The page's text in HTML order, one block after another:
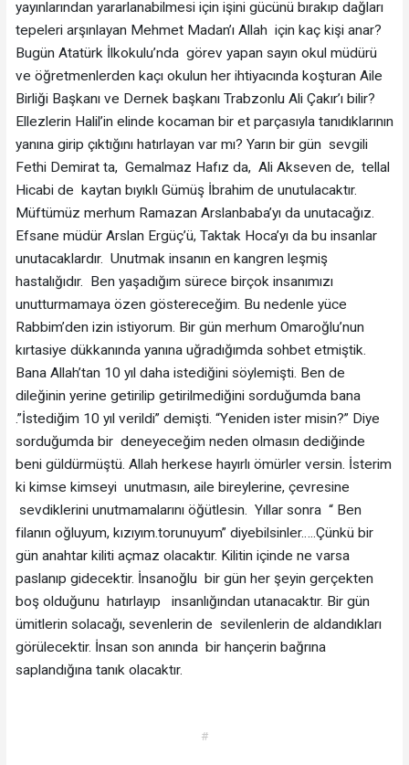
yayınlarından yararlanabilmesi için işini gücünü bırakıp dağları
tepeleri arşınlayan Mehmet Madan’ı Allah için kaç kişi anar?
Bugün Atatürk İlkokulu’nda görev yapan sayın okul müdürü
ve öğretmenlerden kaçı okulun her ihtiyacında koşturan Aile
Birliği Başkanı ve Dernek başkanı Trabzonlu Ali Çakır’ı bilir?
Ellezlerin Halil’in elinde kocaman bir et parçasıyla tanıdıklarının
yanına girip çıktığını hatırlayan var mı? Yarın bir gün sevgili
Fethi Demirat ta, Gemalmaz Hafız da, Ali Akseven de, tellal
Hicabi de kaytan bıyıklı Gümüş İbrahim de unutulacaktır.
Müftümüz merhum Ramazan Arslanbaba’yı da unutacağız.
Efsane müdür Arslan Ergüç’ü, Taktak Hoca’yı da bu insanlar
unutacaklardır. Unutmak insanın en kangren leşmiş
hastalığıdır. Ben yaşadığım sürece birçok insanımızı
unutturmamaya özen göstereceğim. Bu nedenle yüce
Rabbim’den izin istiyorum. Bir gün merhum Omaroğlu’nun
kırtasiye dükkanında yanına uğradığımda sohbet etmiştik.
Bana Allah’tan 10 yıl daha istediğini söylemişti. Ben de
dileğinin yerine getirilip getirilmediğini sorduğumda bana
.”İstediğim 10 yıl verildi” demişti. “Yeniden ister misin?” Diye
sorduğumda bir deneyeceğim neden olmasın dediğinde
beni güldürmüştü. Allah herkese hayırlı ömürler versin. İsterim
ki kimse kimseyi unutmasın, aile bireylerine, çevresine
sevdiklerini unutmamalarını öğütlesin. Yıllar sonra “ Ben
filanın oğluyum, kızıyım.torunuyum” diyebilsinler…..Çünkü bir
gün anahtar kiliti açmaz olacaktır. Kilitin içinde ne varsa
paslanıp gidecektir. İnsanoğlu bir gün her şeyin gerçekten
boş olduğunu hatırlayıp insanlığından utanacaktır. Bir gün
ümitlerin solacağı, sevenlerin de sevilenlerin de aldandıkları
görülecektir. İnsan son anında bir hançerin bağrına
saplandığına tanık olacaktır.
#